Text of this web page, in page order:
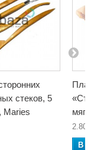
стеков, 5
Maries
В